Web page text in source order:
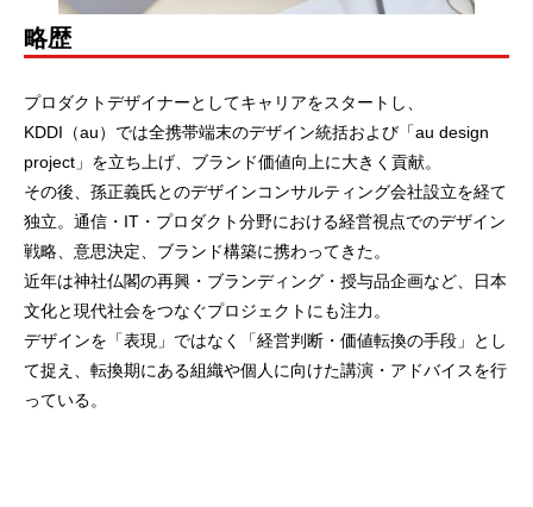
略歴
プロダクトデザイナーとしてキャリアをスタートし、
KDDI（au）では全携帯端末のデザイン統括および「au design
project」を立ち上げ、ブランド価値向上に大きく貢献。
その後、孫正義氏とのデザインコンサルティング会社設立を経て
独立。通信・IT・プロダクト分野における経営視点でのデザイン
戦略、意思決定、ブランド構築に携わってきた。
近年は神社仏閣の再興・ブランディング・授与品企画など、日本
文化と現代社会をつなぐプロジェクトにも注力。
デザインを「表現」ではなく「経営判断・価値転換の手段」とし
て捉え、転換期にある組織や個人に向けた講演・アドバイスを行
っている。